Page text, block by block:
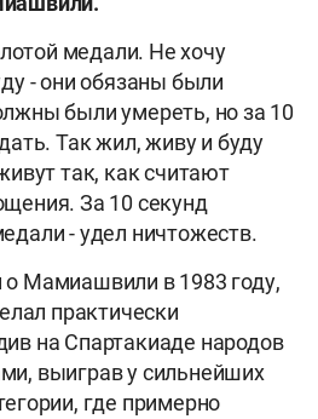
медали. Не хочу
- они обязаны были
были умереть, но за 10
Так жил, живу и буду
так, как считают
За 10 секунд
- удел ничтожеств.
Мамиашвили в 1983 году,
практически
на Спартакиаде народов
выиграв у сильнейших
где примерно